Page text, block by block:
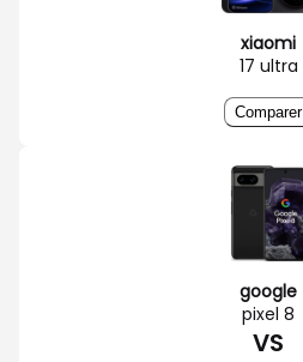
xiaomi
17 ultra
Comparer
google
pixel 8
VS